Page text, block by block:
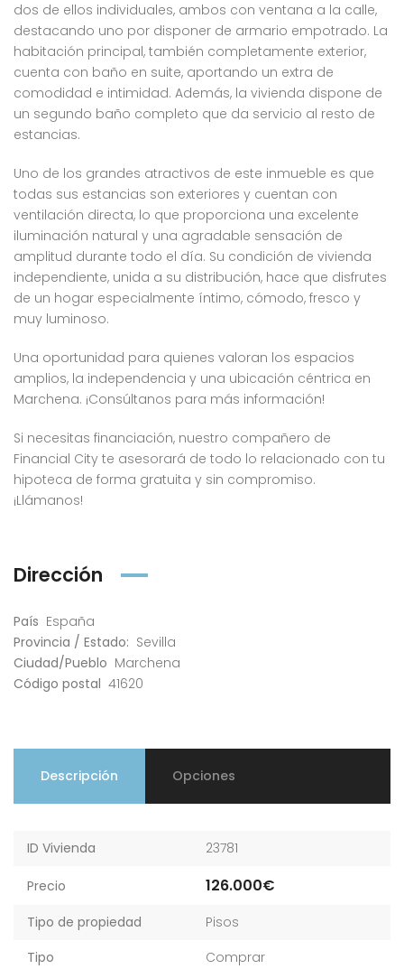
dos de ellos individuales, ambos con ventana a la calle,
destacando uno por disponer de armario empotrado. La
habitación principal, también completamente exterior,
cuenta con baño en suite, aportando un extra de
comodidad e intimidad. Además, la vivienda dispone de
un segundo baño completo que da servicio al resto de
estancias.
Uno de los grandes atractivos de este inmueble es que
todas sus estancias son exteriores y cuentan con
ventilación directa, lo que proporciona una excelente
iluminación natural y una agradable sensación de
amplitud durante todo el día. Su condición de vivienda
independiente, unida a su distribución, hace que disfrutes
de un hogar especialmente íntimo, cómodo, fresco y
muy luminoso.
Una oportunidad para quienes valoran los espacios
amplios, la independencia y una ubicación céntrica en
Marchena. ¡Consúltanos para más información!
Si necesitas financiación, nuestro compañero de
Financial City te asesorará de todo lo relacionado con tu
hipoteca de forma gratuita y sin compromiso.
¡Llámanos!
Dirección
País España
Provincia / Estado: Sevilla
Ciudad/Pueblo Marchena
Código postal 41620
Descripción Opciones
ID Vivienda 23781
Precio 126.000€
Tipo de propiedad
Pisos
Tipo
Comprar